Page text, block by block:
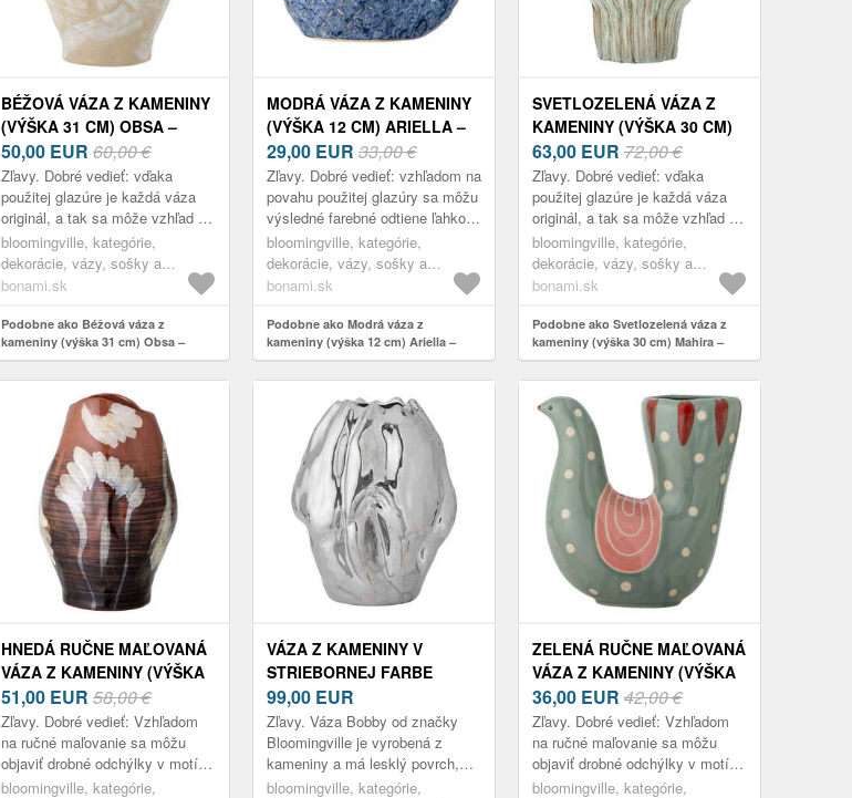
BÉŽOVÁ VÁZA Z KAMENINY
(VÝŠKA 31 CM) OBSA –
BLOOMINGVILLE
50,00 EUR 60,00 €
Zľavy. Dobré vedieť: vďaka
použitej glazúre je každá váza
originál, a tak sa môže vzhľad pri
každom kuse ľahko líšiť.
bloomingville, kategórie,
dekorácie, vázy, sošky a
glóbusy, vázy
bonami.sk
Podobne ako Béžová váza z
kameniny (výška 31 cm) Obsa –
Bloomingville
MODRÁ VÁZA Z KAMENINY
(VÝŠKA 12 CM) ARIELLA –
BLOOMINGVILLE
29,00 EUR 33,00 €
Zľavy. Dobré vedieť: vzhľadom na
povahu použitej glazúry sa môžu
výsledné farebné odtiene ľahko
líšiť od ilustračných fotografií.
bloomingville, kategórie,
dekorácie, vázy, sošky a
glóbusy, vázy
bonami.sk
Podobne ako Modrá váza z
kameniny (výška 12 cm) Ariella –
Bloomingville
SVETLOZELENÁ VÁZA Z
KAMENINY (VÝŠKA 30 CM)
MAHIRA – BLOOMINGVILLE
63,00 EUR 72,00 €
Zľavy. Dobré vedieť: vďaka
použitej glazúre je každá váza
originál, a tak sa môže vzhľad pri
každom kuse ľahko líšiť.
bloomingville, kategórie,
dekorácie, vázy, sošky a
glóbusy, vázy
bonami.sk
Podobne ako Svetlozelená váza z
kameniny (výška 30 cm) Mahira –
Bloomingville
HNEDÁ RUČNE MAĽOVANÁ
VÁZA Z KAMENINY (VÝŠKA
30 CM) OBSA –
BLOOMINGVILLE
51,00 EUR 58,00 €
Zľavy. Dobré vedieť: Vzhľadom
na ručné maľovanie sa môžu
objaviť drobné odchýlky v motíve
a intenzite farieb. Tento fakt nie
bloomingville, kategórie,
VÁZA Z KAMENINY V
STRIEBORNEJ FARBE
(VÝŠKA 29 CM) BOBBY –
BLOOMINGVILLE
99,00 EUR
Zľavy. Váza Bobby od značky
Bloomingville je vyrobená z
kameniny a má lesklý povrch,
ktorý krásne odráža svetlo. Jej
bloomingville, kategórie,
ZELENÁ RUČNE MAĽOVANÁ
VÁZA Z KAMENINY (VÝŠKA
19 CM) TRUDY –
BLOOMINGVILLE
36,00 EUR 42,00 €
Zľavy. Dobré vedieť: Vzhľadom
na ručné maľovanie sa môžu
objaviť drobné odchýlky v motíve
a intenzite farieb. Tento fakt nie
bloomingville, kategórie,